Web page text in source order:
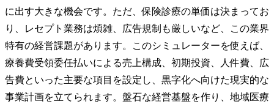
に出す大きな機会です。ただ、保険診療の単価は決まってお
り、レセプト業務は煩雑、広告規制も厳しいなど、この業界
特有の経営課題があります。このシミュレーターを使えば、
療養費受領委任払いによる売上構成、初期投資、人件費、広
告費といった主要な項目を設定し、黒字化へ向けた現実的な
事業計画を立てられます。盤石な経営基盤を作り、地域医療